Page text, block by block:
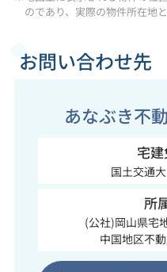
のであり、実際の物件所在地
お問い合わせ先
あなぶき不
宅
国土交通
所
(公社)岡山県宅
中国地区不